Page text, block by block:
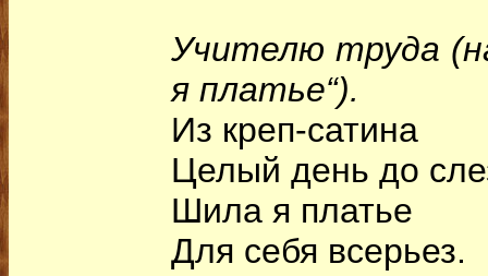
Учителю труда
я платье“).
Из креп-сатина
Целый день до
Шила я платье
Для себя всерьез.